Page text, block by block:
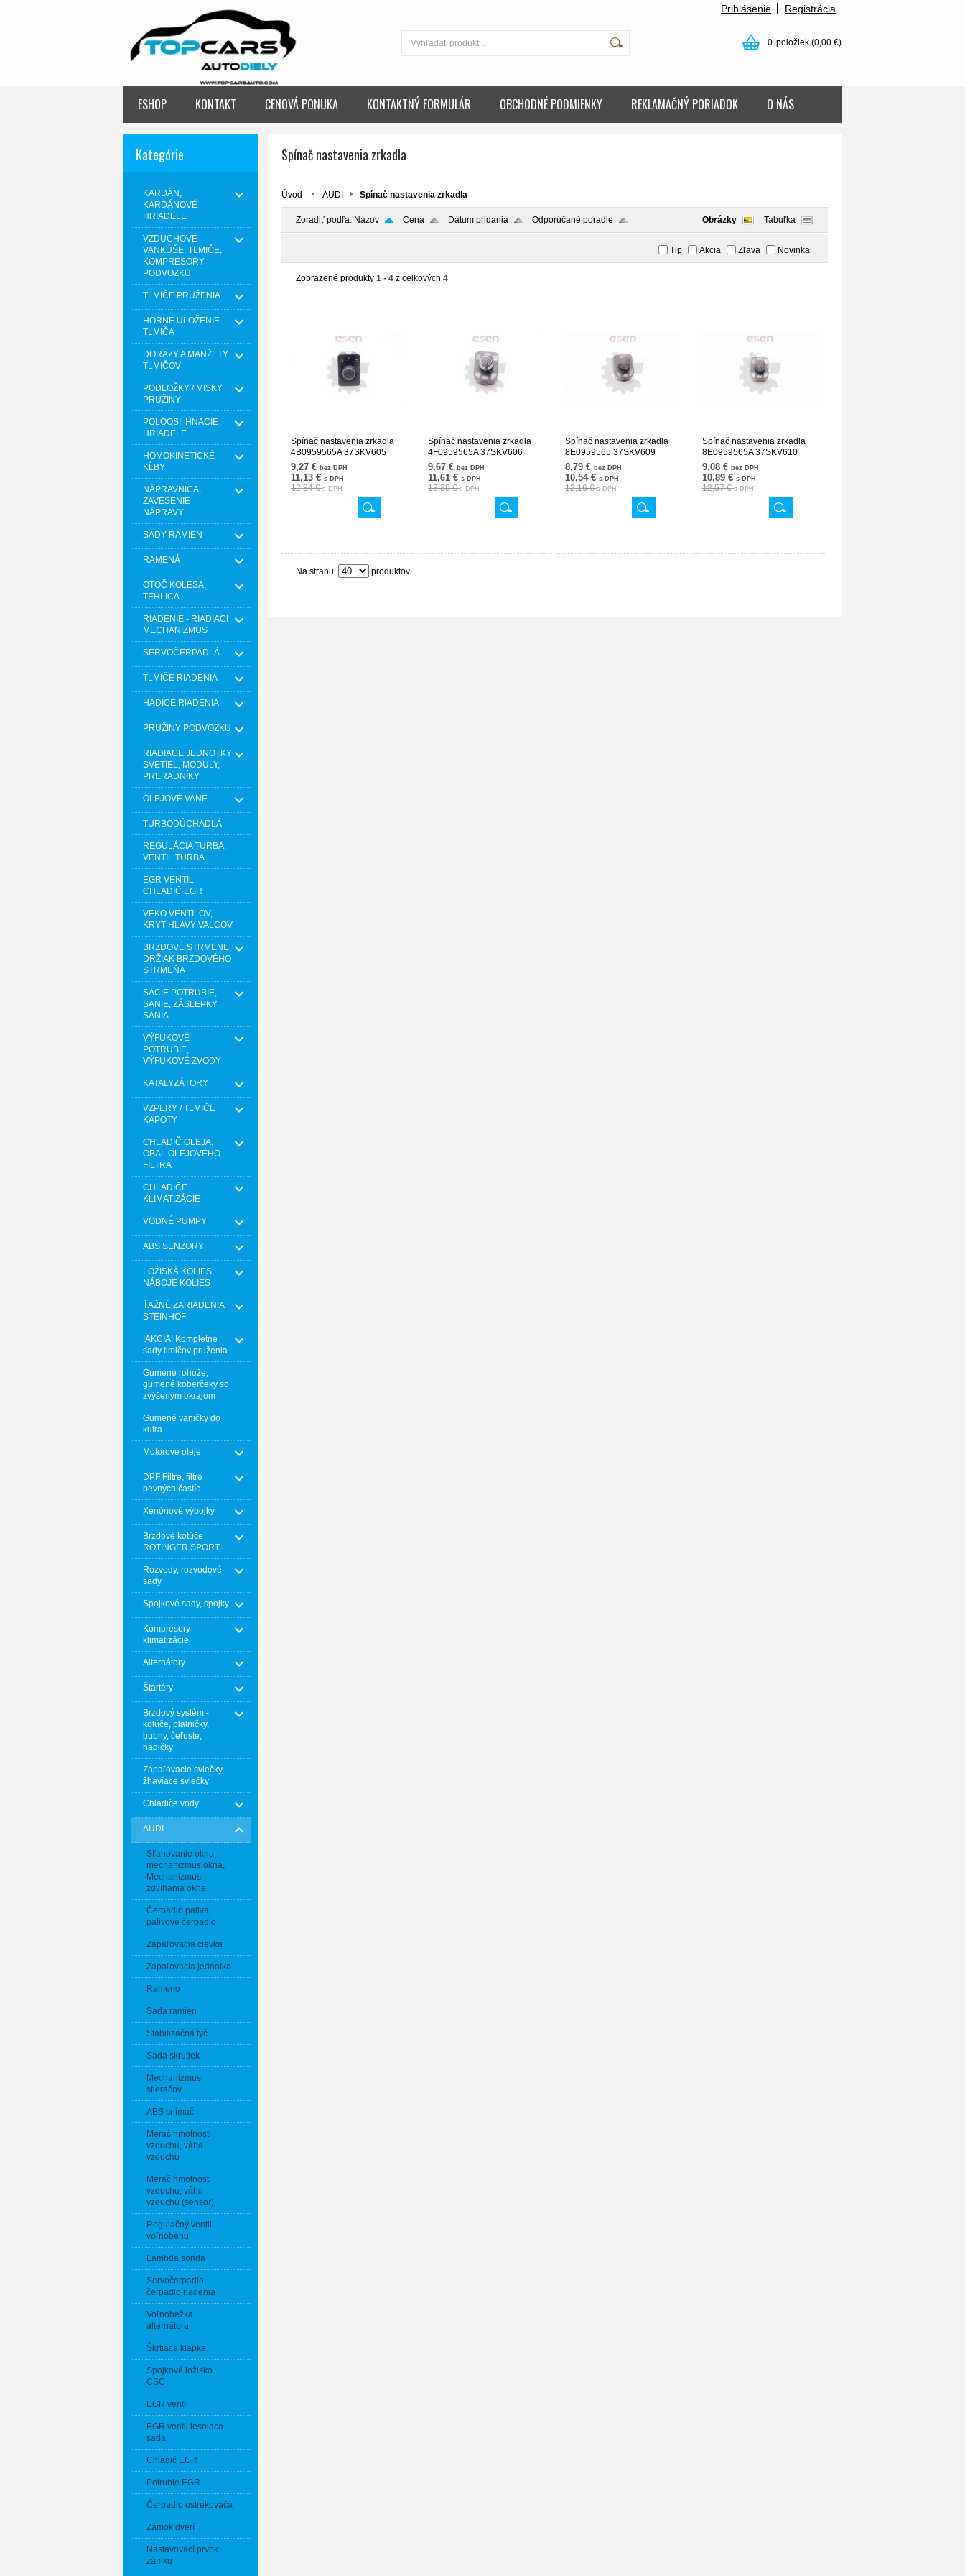
Prihlásenie Registrácia
0 položiek (0,00 €)
ESHOP KONTAKT CENOVÁ PONUKA KONTAKTNÝ FORMULÁR OBCHODNÉ PODMIENKY REKLAMAČNÝ PORIADOK O NÁS
Kategórie
KARDÁN,
KARDÁNOVÉ
HRIADELE
VZDUCHOVÉ
VANKÚŠE, TLMIČE,
KOMPRESORY
PODVOZKU
TLMIČE PRUŽENIA
HORNÉ ULOŽENIE
TLMIČA
DORAZY A MANŽETY
TLMIČOV
PODLOŽKY / MISKY
PRUŽINY
POLOOSI, HNACIE
HRIADELE
HOMOKINETICKÉ
KĹBY
NÁPRAVNICA,
ZAVESENIE
NÁPRAVY
SADY RAMIEN
RAMENÁ
OTOČ KOLESA,
TEHLICA
RIADENIE - RIADIACI
MECHANIZMUS
SERVOČERPADLÁ
TLMIČE RIADENIA
HADICE RIADENIA
PRUŽINY PODVOZKU
RIADIACE JEDNOTKY
SVETIEL, MODULY,
PRERADNÍKY
OLEJOVÉ VANE
TURBODÚCHADLÁ
REGULÁCIA TURBA,
VENTIL TURBA
EGR VENTIL,
CHLADIČ EGR
VEKO VENTILOV,
KRYT HLAVY VALCOV
BRZDOVÉ STRMENE,
DRŽIAK BRZDOVÉHO
STRMEŇA
SACIE POTRUBIE,
SANIE, ZÁSLEPKY
SANIA
VÝFUKOVÉ
POTRUBIE,
VÝFUKOVÉ ZVODY
KATALYZÁTORY
VZPERY / TLMIČE
KAPOTY
CHLADIČ OLEJA,
OBAL OLEJOVÉHO
FILTRA
CHLADIČE
KLIMATIZÁCIE
VODNÉ PUMPY
ABS SENZORY
LOŽISKÁ KOLIES,
NÁBOJE KOLIES
ŤAŽNÉ ZARIADENIA
STEINHOF
!AKCIA! Kompletné
sady tlmičov pruženia
Gumené rohože,
gumené koberčeky so
zvýšeným okrajom
Gumené vaničky do
kufra
Motorové oleje
DPF Filtre, filtre
pevných častíc
Xenónové výbojky
Brzdové kotúče
ROTINGER SPORT
Rozvody, rozvodové
sady
Spojkové sady, spojky
Kompresory
klimatizácie
Alternátory
Štartéry
Brzdový systém -
kotúče, platničky,
bubny, čeľuste,
hadičky
Zapaľovacie sviečky,
žhaviace sviečky
Chladiče vody
AUDI
Sťahovanie okna,
mechanizmus okna,
Mechanizmus
zdvíhania okna
Čerpadlo paliva,
palivové čerpadlo
Zapaľovacia cievka
Zapaľovacia jednotka
Rameno
Sada ramien
Stabilizačná tyč
Sada skrutiek
Mechanizmus
stieračov
ABS snímač
Merač hmotnosti
vzduchu, váha
vzduchu
Merač hmotnosti
vzduchu, váha
vzduchu (sensor)
Regulačný ventil
voľnobehu
Lambda sonda
Servočerpadlo,
čerpadlo riadenia
Voľnobežka
alternátora
Škrtiaca klapka
Spojkové ložisko
CSC
EGR ventil
EGR ventil tesniaca
sada
Chladič EGR
Potrubie EGR
Čerpadlo ostrekovača
Zámok dverí
Nastavovací prvok
zámku
Spínač nastavenia zrkadla
Úvod AUDI Spínač nastavenia zrkadla
Zoradiť podľa: Názov Cena Dátum pridania Odporúčané poradie Obrázky Tabuľka
Tip Akcia Zľava Novinka
Zobrazené produkty 1 - 4 z celkových 4
Spínač nastavenia zrkadla
4B0959565A 37SKV605
9,27 € bez DPH
11,13 € s DPH
12,84 €s DPH
Spínač nastavenia zrkadla
4F0959565A 37SKV606
9,67 € bez DPH
11,61 € s DPH
13,39 €s DPH
Spínač nastavenia zrkadla
8E0959565 37SKV609
8,79 € bez DPH
10,54 € s DPH
12,16 €s DPH
Spínač nastavenia zrkadla
8E0959565A 37SKV610
9,08 € bez DPH
10,89 € s DPH
12,57 €s DPH
Na stranu: produktov.